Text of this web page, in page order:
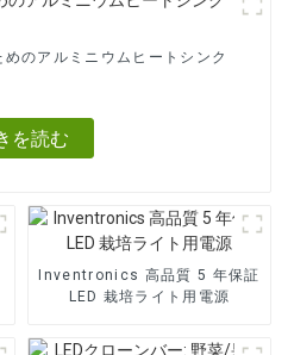
のアルミニウムヒートシンク
を読む
Inventronics 高品質 5 年保証
LED 栽培ライト用電源